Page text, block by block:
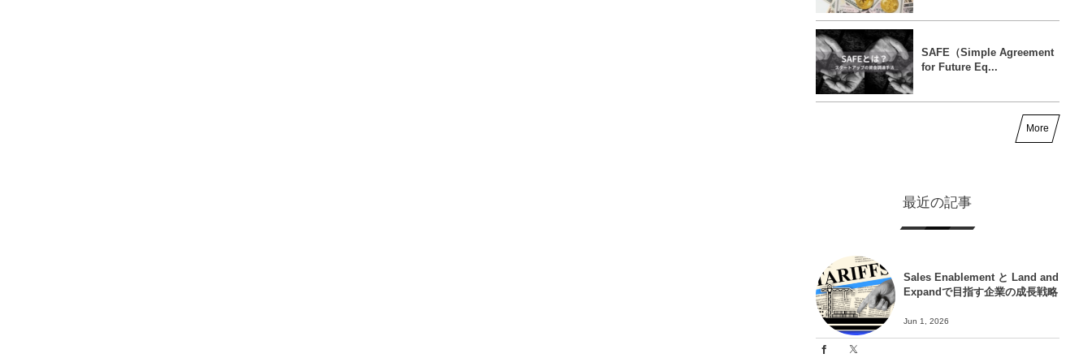
SAFE（Simple Agreement
for Future Eq...
More
最近の記事
Sales Enablement と Land and
Expandで目指す企業の成長戦略
Jun 1, 2026